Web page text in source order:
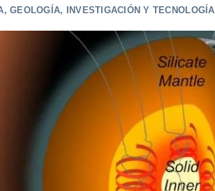
,GEOLOGÍA, INVESTIGACIÓN Y TECNOLOGÍA